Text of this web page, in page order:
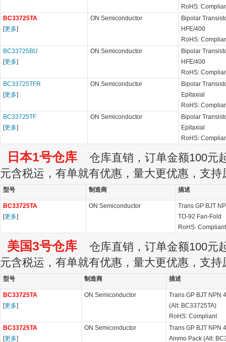
RoHS:
BC33725TA
[更多]
ON Semiconductor
Bipolar
HFE/400
RoHS:
BC33725BU
[更多]
ON Semiconductor
Bipolar
HFE/400
RoHS:
BC33725TFR
[更多]
ON Semiconductor
Bipolar
Epitaxial
RoHS:
BC33725TF
[更多]
ON Semiconductor
Bipolar
Epitaxial
RoHS:
日本1号仓库 仓库直销，订单金额100元
元含税运，有单就有优惠，量大更优惠，支持
型号 制造商 描述
BC33725TA
[更多]
ON Semiconductor
Trans GP BJT
TO-92 Fan-Fold
RoHS: Compliant
美国3号仓库 仓库直销，订单金额100元
元含税运，有单就有优惠，量大更优惠，支持
型号 制造商 描述
BC33725TA
[更多]
ON Semiconductor
Trans GP BJT NPN
(Alt: BC33725TA)
RoHS: Compliant
BC33725TA
[更多]
ON Semiconductor
Trans GP BJT NPN
Ammo Pack (Alt: